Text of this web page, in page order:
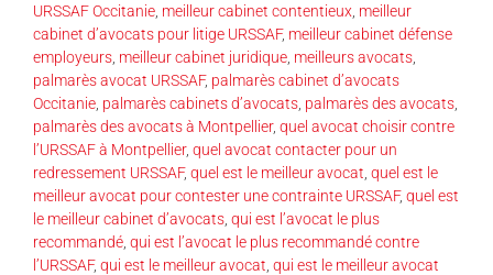
URSSAF Occitanie meilleur cabinet contentieux meilleur
cabinet d’avocats pour litige URSSAF, meilleur cabinet défense
employeurs meilleur cabinet juridique meilleurs avocats
palmarès avocat URSSAF, palmarès cabinet d’avocats
Occitanie palmarès cabinets d’avocats palmarès des avocats
palmarès des avocats à Montpellier, quel avocat choisir contre
l’URSSAF à Montpellier, quel avocat contacter pour un
redressement URSSAF, quel est le meilleur avocat quel est le
meilleur avocat pour contester une contrainte URSSAF, quel est
le meilleur cabinet d’avocats qui est l’avocat le plus
recommandé qui est l’avocat le plus recommandé contre
l’URSSAF, qui est le meilleur avocat qui est le meilleur avocat